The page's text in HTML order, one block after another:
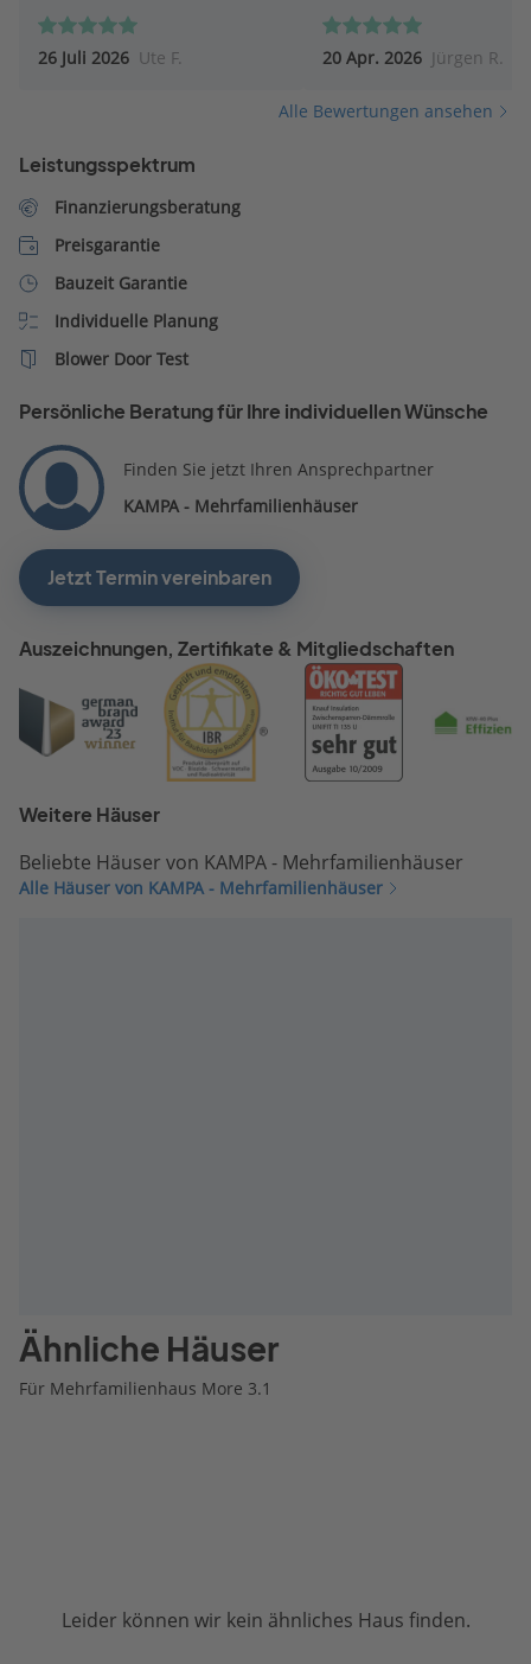
zweiter Termin unter
Einbeziehung der
vermittelt.
26 Juli 2026 Ute F.
werden kann.
20 Apr. 2026 Jürgen R.
Alle Bewertungen ansehen
Leistungsspektrum
Finanzierungsberatung
Preisgarantie
Bauzeit Garantie
Individuelle Planung
Blower Door Test
Persönliche Beratung für Ihre individuellen Wünsche
Finden Sie jetzt Ihren Ansprechpartner
KAMPA - Mehrfamilienhäuser
Jetzt Termin vereinbaren
Auszeichnungen, Zertifikate & Mitgliedschaften
Weitere Häuser
Beliebte Häuser von KAMPA - Mehrfamilienhäuser
Alle Häuser von KAMPA - Mehrfamilienhäuser
Ähnliche Häuser
Für Mehrfamilienhaus More 3.1
Leider können wir kein ähnliches Haus finden.